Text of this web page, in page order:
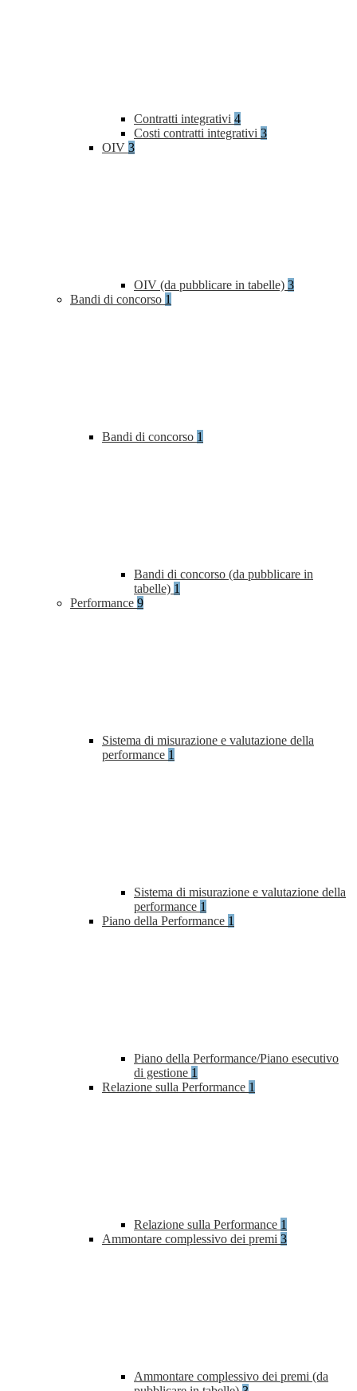
Contratti integrativi 4
Costi contratti integrativi 3
OIV 3
OIV (da pubblicare in tabelle) 3
Bandi di concorso 1
Bandi di concorso 1
Bandi di concorso (da pubblicare in
tabelle) 1
Performance 9
Sistema di misurazione e valutazione della
performance 1
Sistema di misurazione e valutazione della
performance 1
Piano della Performance 1
Piano della Performance/Piano esecutivo
di gestione 1
Relazione sulla Performance 1
Relazione sulla Performance 1
Ammontare complessivo dei premi 3
Ammontare complessivo dei premi (da